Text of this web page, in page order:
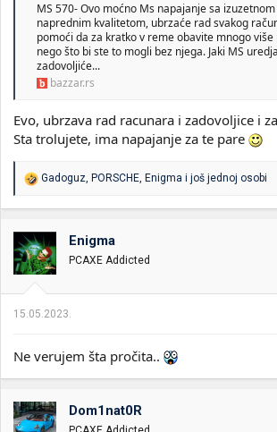
MS 570- Ovo moćno Ms napajanje sa
naprednim kvalitetom, ubrzaće rad svakog
pomoći da za kratko v reme obavite mnogo
nego što bi ste to mogli bez njega. Jaki MS
zadovoljiće...
bazzar.rs
Evo, ubrzava rad racunara i zadovoljice i
Sta trolujete, ima napajanje za te pare
R
o
v
a
n
:
Gadoguz PORSCHE Enigma i još jednoj osobi
Enigma
PCAXE Addicted
15.05.2023.
Ne verujem šta pročita..
Dom1nat0R